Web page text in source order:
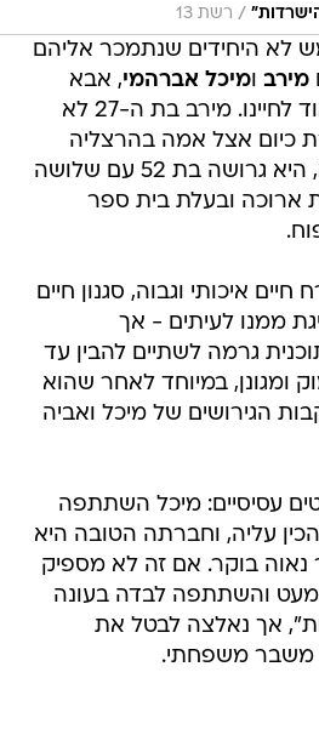
/ רשת 13
לא היחידים שנתמכר אליהם
מירב ומיכל אברהמי, אבא
ובת, ייכנסו בקרוב מאוד לחיינו. מירב בת ה-27 לא
כיום אצל אמה בהרצליה
פיתוח. מיכל, לעומתה, היא גרושה בת 52 עם שלושה
ארוכה ובעלת בית ספר
איכותי וגבוה, סגנון חיים
ממנו לעיתים - אך
גרמה לשתיים להבין עד
ומגונן, במיוחד לאחר שהוא
הגירושים של מיכל ואביה
עסיסיים: מיכל השתתפה
עליה, וחברתה הטובה היא
בוקר. אם זה לא מספיק
והשתתפה לבדה בעונה
אך נאלצה לבטל את
משבר משפחתי.